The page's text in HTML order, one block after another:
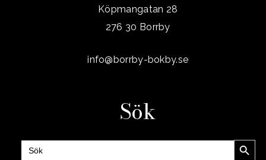
Köpmangatan 28
276 30 Borrby
info@borrby-bokby.se
Sök
Sök
efter: